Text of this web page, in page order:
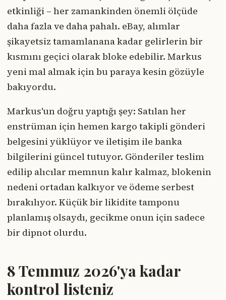
etkinliği – her zamankinden önemli ölçüde
daha fazla ve daha pahalı. eBay, alımlar
şikayetsiz tamamlanana kadar gelirlerin bir
kısmını geçici olarak bloke edebilir. Markus
yeni mal almak için bu paraya kesin gözüyle
bakıyordu.
Markus'un doğru yaptığı şey: Satılan her
enstrüman için hemen kargo takipli gönderi
belgesini yüklüyor ve iletişim ile banka
bilgilerini güncel tutuyor. Gönderiler teslim
edilip alıcılar memnun kalır kalmaz, blokenin
nedeni ortadan kalkıyor ve ödeme serbest
bırakılıyor. Küçük bir likidite tamponu
planlamış olsaydı, gecikme onun için sadece
bir dipnot olurdu.
8 Temmuz 2026'ya kadar
kontrol listeniz